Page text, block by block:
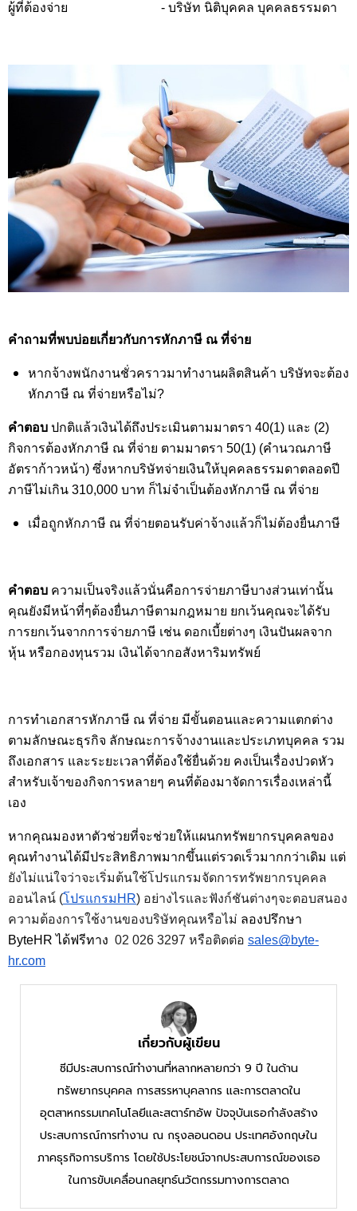
ผู้ที่ต้องจ่าย - บริษัท นิติบุคคล บุคคลธรรมดา
คำถามที่พบบ่อยเกี่ยวกับการหักภาษี ณ ที่จ่าย
หากจ้างพนักงานชั่วคราวมาทำงานผลิตสินค้า บริษัทจะต้อง
หักภาษี ณ ที่จ่ายหรือไม่?
คำตอบ ปกติแล้วเงินได้ถึงประเมินตามมาตรา 40(1) และ (2)
กิจการต้องหักภาษี ณ ที่จ่าย ตามมาตรา 50(1) (คำนวณภาษี
อัตราก้าวหน้า) ซึ่งหากบริษัทจ่ายเงินให้บุคคลธรรมดาตลอดปี
ภาษีไม่เกิน 310,000 บาท ก็ไม่จำเป็นต้องหักภาษี ณ ที่จ่าย
เมื่อถูกหักภาษี ณ ที่จ่ายตอนรับค่าจ้างแล้วก็ไม่ต้องยื่นภาษี
คำตอบ ความเป็นจริงแล้วนั่นคือการจ่ายภาษีบางส่วนเท่านั้น
คุณยังมีหน้าที่ๆต้องยื่นภาษีตามกฎหมาย ยกเว้นคุณจะได้รับ
การยกเว้นจากการจ่ายภาษี เช่น ดอกเบี้ยต่างๆ เงินปันผลจาก
หุ้น หรือกองทุนรวม เงินได้จากอสังหาริมทรัพย์
การทำเอกสารหักภาษี ณ ที่จ่าย มีขั้นตอนและความแตกต่าง
ตามลักษณะธุรกิจ ลักษณะการจ้างงานและประเภทบุคคล รวม
ถึงเอกสาร และระยะเวลาที่ต้องใช้ยื่นด้วย คงเป็นเรื่องปวดหัว
สำหรับเจ้าของกิจการหลายๆ คนที่ต้องมาจัดการเรื่องเหล่านี้
เอง
หากคุณมองหาตัวช่วยที่จะช่วยให้แผนกทรัพยากรบุคคลของ
คุณทำงานได้มีประสิทธิภาพมากขึ้นแต่รวดเร็วมากกว่าเดิม แต่
ยังไม่แน่ใจว่าจะเริ่มต้นใช้โปรแกรมจัดการทรัพยากรบุคคล
ออนไลน์ (โปรแกรมHR) อย่างไรและฟังก์ชันต่างๆจะตอบสนอง
ความต้องการใช้งานของบริษัทคุณหรือไม่ ลองปรึกษา
ByteHR ได้ฟรีทาง 02 026 3297 หรือติดต่อ sales@byte-
hr.com
เกี่ยวกับผู้เขียน
ซีมีประสบการณ์ทำงานที่หลากหลายกว่า 9 ปี ในด้าน
ทรัพยากรบุคคล การสรรหาบุคลากร และการตลาดใน
อุตสาหกรรมเทคโนโลยีและสตาร์ทอัพ ปัจจุบันเธอกำลังสร้าง
ประสบการณ์การทำงาน ณ กรุงลอนดอน ประเทศอังกฤษใน
ภาคธุรกิจการบริการ โดยใช้ประโยชน์จากประสบการณ์ของเธอ
ในการขับเคลื่อนกลยุทธ์นวัตกรรมทางการตลาด